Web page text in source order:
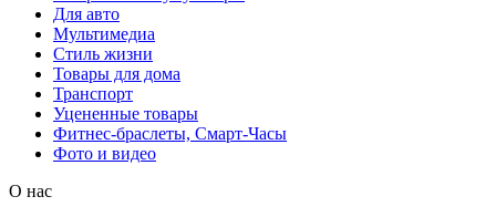
Для авто
Мультимедиа
Стиль жизни
Товары для дома
Транспорт
Уцененные товары
Фитнес-браслеты, Смарт-Часы
Фото и видео
О нас